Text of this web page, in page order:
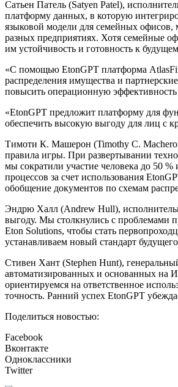
Сатьен Патель (Satyen Patel),
платформу данных, в которую
языковой модели для семейных
разных предприятиях. Хотя семейные
им устойчивость и готовность к
«С помощью EtonGPT платформа
распределения имущества и
повысить операционную эффективность
«EtonGPT предложит платформу для
обеспечить высокую выгоду для лиц с
Тимоти К. Машерон (Timothy C.
правила игры. При развертывании
мы сократили участие человека до 50
процессов за счет использования
обобщение документов по схемам
Эндрю Халл (Andrew Hull),
выгоду. Мы столкнулись с проблемами
Eton Solutions, чтобы стать
устанавливаем новый стандарт
Стивен Хант (Stephen Hunt),
автоматизированных и основанных на
ориентируемся на ответственное
точность. Ранний успех EtonGPT
Поделиться новостью:
Facebook
Вконтакте
Одноклассники
Twitter